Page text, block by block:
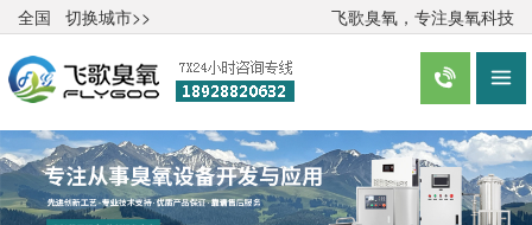
全国 切换城市>> 飞歌臭氧，专注臭氧科技
 